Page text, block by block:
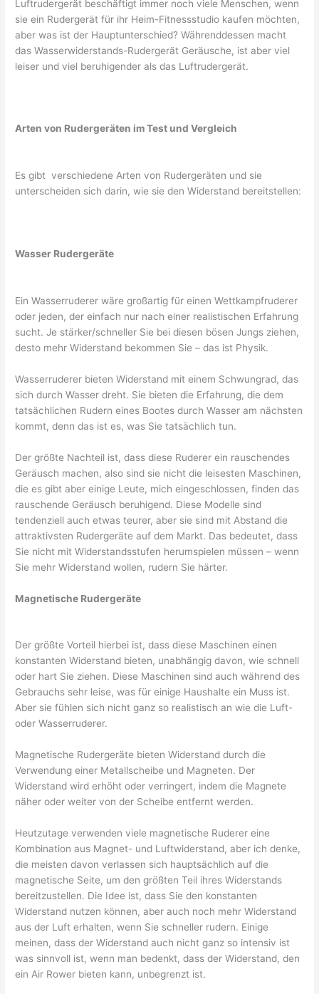
Luftrudergerät beschäftigt immer noch viele Menschen, wenn
sie ein Rudergerät für ihr Heim-Fitnessstudio kaufen möchten,
aber was ist der Hauptunterschied? Währenddessen macht
das Wasserwiderstands-Rudergerät Geräusche, ist aber viel
leiser und viel beruhigender als das Luftrudergerät.
Arten von Rudergeräten im Test und Vergleich
Es gibt verschiedene Arten von Rudergeräten und sie
unterscheiden sich darin, wie sie den Widerstand bereitstellen:
Wasser Rudergeräte
Ein Wasserruderer wäre großartig für einen Wettkampfruderer
oder jeden, der einfach nur nach einer realistischen Erfahrung
sucht. Je stärker/schneller Sie bei diesen bösen Jungs ziehen,
desto mehr Widerstand bekommen Sie – das ist Physik.
Wasserruderer bieten Widerstand mit einem Schwungrad, das
sich durch Wasser dreht. Sie bieten die Erfahrung, die dem
tatsächlichen Rudern eines Bootes durch Wasser am nächsten
kommt, denn das ist es, was Sie tatsächlich tun.
Der größte Nachteil ist, dass diese Ruderer ein rauschendes
Geräusch machen, also sind sie nicht die leisesten Maschinen,
die es gibt aber einige Leute, mich eingeschlossen, finden das
rauschende Geräusch beruhigend. Diese Modelle sind
tendenziell auch etwas teurer, aber sie sind mit Abstand die
attraktivsten Rudergeräte auf dem Markt. Das bedeutet, dass
Sie nicht mit Widerstandsstufen herumspielen müssen – wenn
Sie mehr Widerstand wollen, rudern Sie härter.
Magnetische Rudergeräte
Der größte Vorteil hierbei ist, dass diese Maschinen einen
konstanten Widerstand bieten, unabhängig davon, wie schnell
oder hart Sie ziehen. Diese Maschinen sind auch während des
Gebrauchs sehr leise, was für einige Haushalte ein Muss ist.
Aber sie fühlen sich nicht ganz so realistisch an wie die Luft-
oder Wasserruderer.
Magnetische Rudergeräte bieten Widerstand durch die
Verwendung einer Metallscheibe und Magneten. Der
Widerstand wird erhöht oder verringert, indem die Magnete
näher oder weiter von der Scheibe entfernt werden.
Heutzutage verwenden viele magnetische Ruderer eine
Kombination aus Magnet- und Luftwiderstand, aber ich denke,
die meisten davon verlassen sich hauptsächlich auf die
magnetische Seite, um den größten Teil ihres Widerstands
bereitzustellen. Die Idee ist, dass Sie den konstanten
Widerstand nutzen können, aber auch noch mehr Widerstand
aus der Luft erhalten, wenn Sie schneller rudern. Einige
meinen, dass der Widerstand auch nicht ganz so intensiv ist
was sinnvoll ist, wenn man bedenkt, dass der Widerstand, den
ein Air Rower bieten kann, unbegrenzt ist.